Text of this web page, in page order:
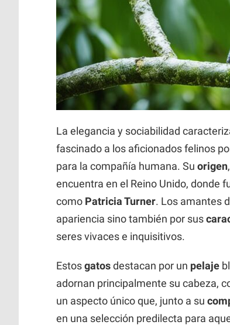
La elegancia y sociabilidad
fascinado a los aficionados felinos
para la compañía humana. Su origen
encuentra en el Reino Unido, donde
como Patricia Turner. Los amantes
apariencia sino también por sus
seres vivaces e inquisitivos.
Estosgatosdestacan por un pelaje
adornan principalmente su cabeza,
un aspecto único que, junto a su
en una selección predilecta para